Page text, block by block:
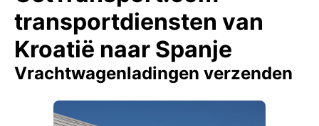
transportdiensten van
Kroatië naar Spanje
Vrachtwagenladingen verzenden